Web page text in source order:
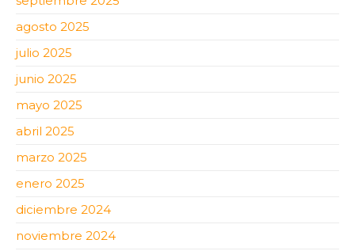
agosto 2025
julio 2025
junio 2025
mayo 2025
abril 2025
marzo 2025
enero 2025
diciembre 2024
noviembre 2024